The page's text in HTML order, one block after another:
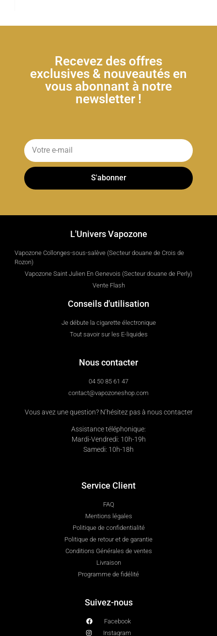
Recevez des offres
exclusives & nouveautés en
vous abonnant à notre
newsletter !
S'abonner
L'Univers Vapozone
Vapozone Collonges-sous-salève (Secteur douane de Crois de
Rozon)
Vapozone Saint Julien En Genevois (Secteur douane de Perly)
Vente Flash
Conseils d'utilisation
Je débute la cigarette électronique
Tout savoir sur les E-liquides
Nous contacter
04 50 85 61 47
contact@vapozoneshop.com
Vous avez une question? N’hésitez pas à nous contacter
Assistance téléphonique:
Mardi-Vendredi: 10h-19h
Samedi: 10h-18h
Service Client
FAQ
Mentions légales
Politique de confidentialité
Politique de retour et de garantie
Conditions Générales de ventes
Livraison
Programme de fidélité
Suivez-nous
Facebook
Instagram